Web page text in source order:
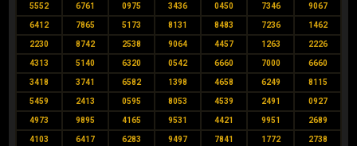
5552 6761 0975 3436 0450 7346 9067
6412 7865 5173 8131 8483 7236 1462
2230 8742 2538 9064 4457 1263 2226
4313 5140 6320 0542 6660 7000 6660
3418 3741 6582 1398 4658 6249 8115
5459 2413 0595 8053 4539 2491 0927
4973 9895 4165 9531 4421 9951 2689
4103 6417 6283 9497 7841 1772 2738